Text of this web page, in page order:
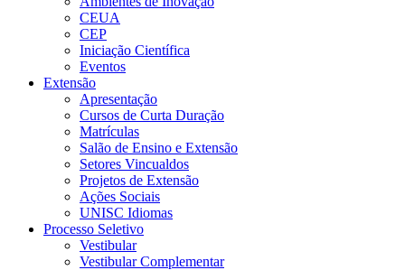
CEUA
CEP
Iniciação Científica
Eventos
Extensão
Apresentação
Cursos de Curta Duração
Matrículas
Salão de Ensino e Extensão
Setores Vincualdos
Projetos de Extensão
Ações Sociais
UNISC Idiomas
Processo Seletivo
Vestibular
Vestibular Complementar